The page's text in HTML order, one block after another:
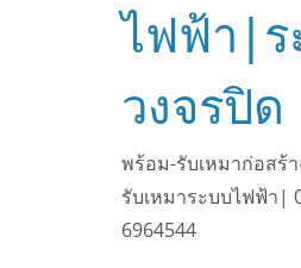
ไฟฟ้า|ร
วงจรปิด
พร้อม-รับเหมาก่อสร้
รับเหมาระบบไฟฟ้า|
6964544